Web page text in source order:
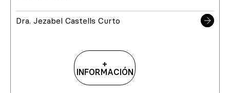
Dra. Jezabel Castells Curto
+
INFORMACIÓN